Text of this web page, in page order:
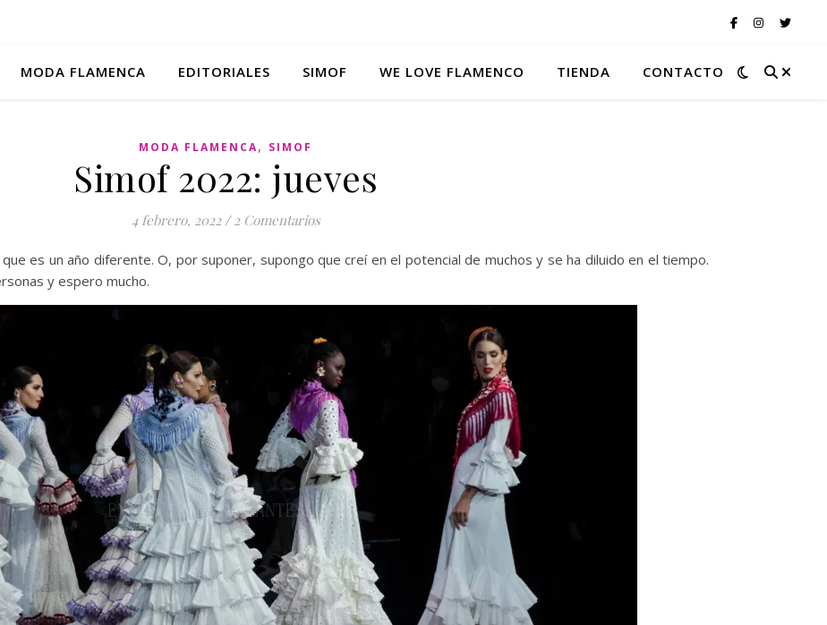
MODA FLAMENCA EDITORIALES SIMOF WE LOVE FLAMENCO TIENDA CONTACTO
MODA FLAMENCA, SIMOF
Simof 2022: jueves
4 febrero, 2022 / 2 Comentarios
es un año diferente. O, por suponer, supongo que creí en el potencial de muchos y se ha diluido en el tiempo.
y espero mucho.